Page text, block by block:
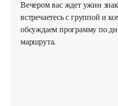
выходите на
Ловим местную
нерку, гольца, на
медведи, и вы